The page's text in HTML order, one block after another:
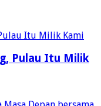
Pulau Itu Milik